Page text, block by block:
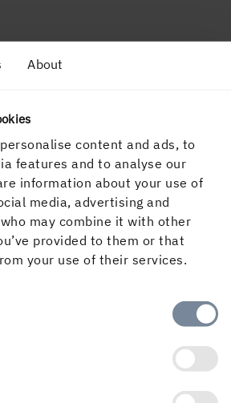
About
content and ads, to
features and to analyse our
information about your use of
media, advertising and
may combine it with other
provided to them or that
your use of their services.
medier